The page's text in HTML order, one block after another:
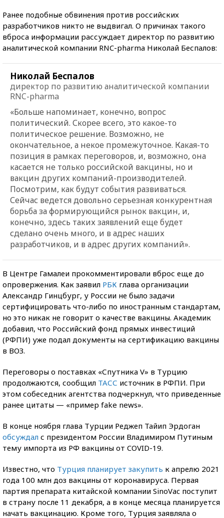
Ранее подобные обвинения против российских
разработчиков никто не выдвигал. О причинах такого
вброса информации рассуждает директор по развитию
аналитической компании RNC-pharma Николай Беспалов:
Николай Беспалов
директор по развитию аналитической компании
RNC-pharma
«Больше напоминает, конечно, вопрос
политический. Скорее всего, это какое-то
политическое решение. Возможно, не
окончательное, а некое промежуточное. Какая-то
позиция в рамках переговоров, и, возможно, она
касается не только российской вакцины, но и
вакцин других компаний-производителей.
Посмотрим, как будут события развиваться.
Сейчас ведется довольно серьезная конкурентная
борьба за формирующийся рынок вакцин, и,
конечно, здесь таких заявлений еще будет
сделано очень много, и в адрес наших
разработчиков, и в адрес других компаний».
В Центре Гамалеи прокомментировали вброс еще до
опровержения. Как заявил РБК глава организации
Александр Гинцбург, у России не было задачи
сертифицировать что-либо по иностранным стандартам,
но это никак не говорит о качестве вакцины. Академик
добавил, что Российский фонд прямых инвестиций
(РФПИ) уже подал документы на сертификацию вакцины
в ВОЗ.
Переговоры о поставках «Спутника V» в Турцию
продолжаются, сообщил ТАСС источник в РФПИ. При
этом собеседник агентства подчеркнул, что приведенные
ранее цитаты — «пример fake news».
В конце ноября глава Турции Реджеп Тайип Эрдоган
обсуждал с президентом России Владимиром Путиным
тему импорта из РФ вакцины от COVID-19.
Известно, что Турция планирует закупить к апрелю 2021
года 100 млн доз вакцины от коронавируса. Первая
партия препарата китайской компании SinoVac поступит
в страну после 11 декабря, а в конце месяца планируется
начать вакцинацию. Кроме того, Турция заявляла о